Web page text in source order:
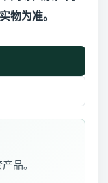
物为准。
品。